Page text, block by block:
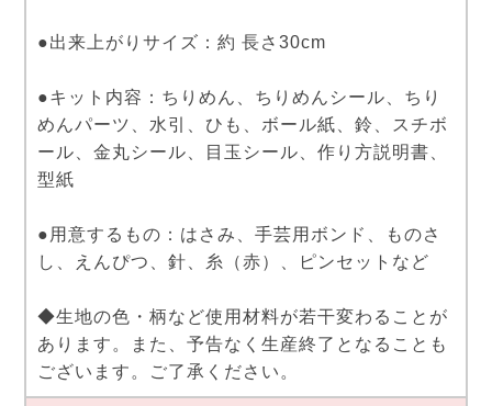
●出来上がりサイズ：約 長さ30cm
●キット内容：ちりめん、ちりめんシール、ちり
めんパーツ、水引、ひも、ボール紙、鈴、スチボ
ール、金丸シール、目玉シール、作り方説明書、
型紙
●用意するもの：はさみ、手芸用ボンド、ものさ
し、えんぴつ、針、糸（赤）、ピンセットなど
◆生地の色・柄など使用材料が若干変わることが
あります。また、予告なく生産終了となることも
ございます。ご了承ください。